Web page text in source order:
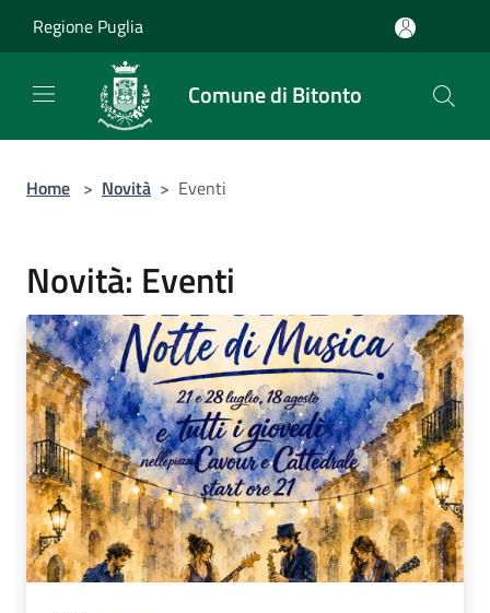
Regione Puglia
Comune di Bitonto
Home > Novità > Eventi
Novità: Eventi